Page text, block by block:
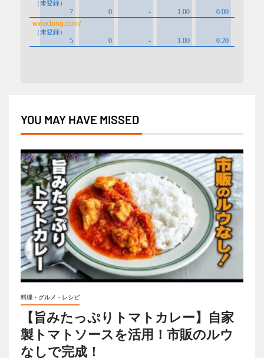
YOU MAY HAVE MISSED
料理・グルメ・レシピ
【旨みたっぷりトマトカレー】自家
製トマトソースを活用！市販のルウ
なしで完成！